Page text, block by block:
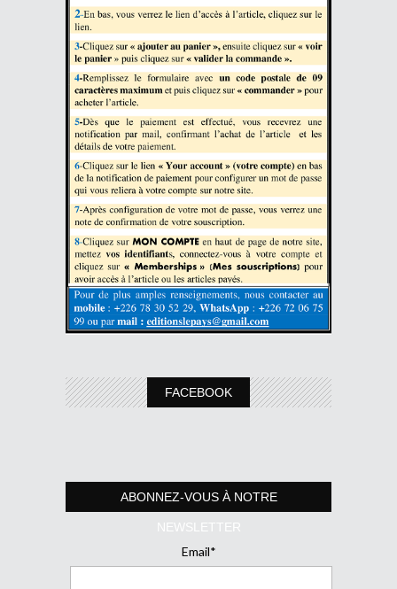
FACEBOOK
ABONNEZ-VOUS À NOTRE
NEWSLETTER
Email*